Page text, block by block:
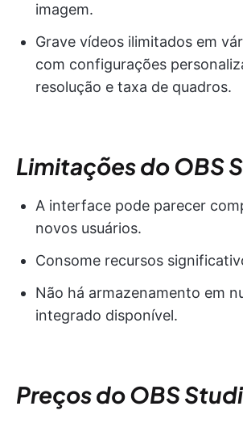
imagem.
Grave vídeos ilimitados em
com configurações
resolução e taxa de quadros.
Limitações do OBS
A interface pode parecer
novos usuários.
Consome recursos
Não há armazenamento em
integrado disponível.
Preços do OBS